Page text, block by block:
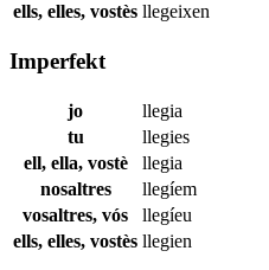
ells, elles, vostès llegeixen
Imperfekt
jo
llegia
tu
llegies
ell, ella, vostè
llegia
nosaltres
llegíem
vosaltres, vós
llegíeu
ells, elles, vostès llegien